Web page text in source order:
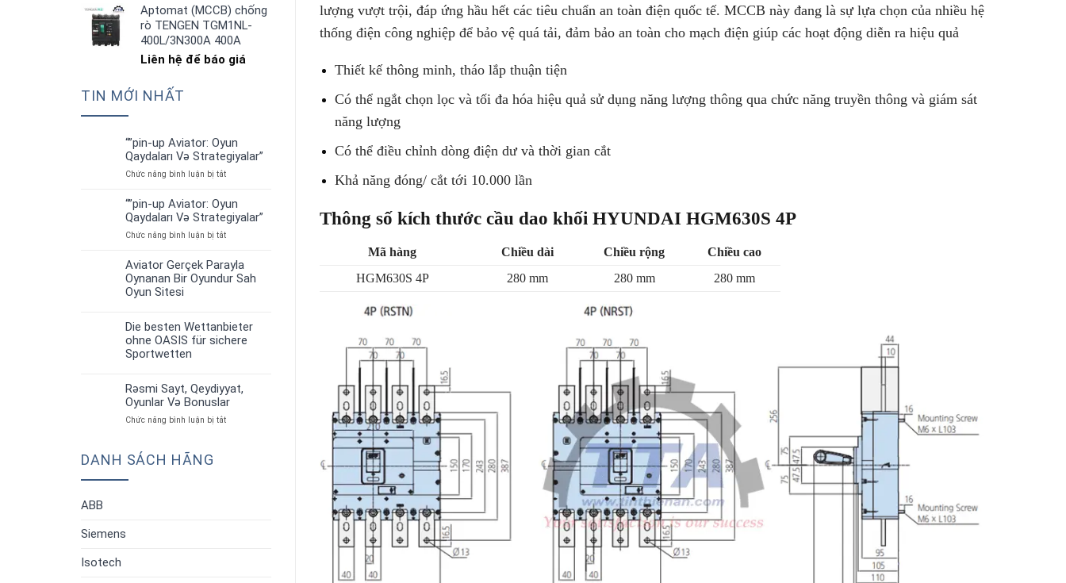
Aptomat (MCCB) chống
rò TENGEN TGM1NL-
400L/3N300A 400A
Liên hệ để báo giá
TIN MỚI NHẤT
“”pin-up Aviator: Oyun
Qaydaları Və Strategiyalar”
Chức năng bình luận bị tắtở
Aviator:
Oyun
Qaydaları
Strategiyalar”
“”pin-up Aviator: Oyun
Qaydaları Və Strategiyalar”
Chức năng bình luận bị tắtở
Aviator:
Oyun
Strategiyalar”
Aviator Gerçek Parayla
Oynanan Bir Oyundur Sah
Oyun Sitesi
Die besten Wettanbieter
ohne OASIS für sichere
Sportwetten
Rəsmi Sayt, Qeydiyyat,
Oyunlar Və Bonuslar
Chức năng bình luận bị tắtở
DANH SÁCH HÃNG
ABB
Siemens
Isotech
lượng vượt trội, đáp ứng hầu hết các tiêu chuẩn an toàn điện quốc tế. MCCB này đang là sự lựa chọn của nhiều hệ
thống điện công nghiệp để bảo vệ quá tải, đảm bảo an toàn cho mạch điện giúp các hoạt động diễn ra hiệu quả
Thiết kế thông minh, tháo lắp thuận tiện
Có thể ngắt chọn lọc và tối đa hóa hiệu quả sử dụng năng lượng thông qua chức năng truyền thông và giám sát
năng lượng
Có thể điều chỉnh dòng điện dư và thời gian cắt
Khả năng đóng/ cắt tới 10.000 lần
Thông số kích thước cầu dao khối HYUNDAI HGM630S 4P
Mã hàng Chiều dài Chiều rộng
Chiều cao
HGM630S 4P
280 mm 280 mm 280 mm